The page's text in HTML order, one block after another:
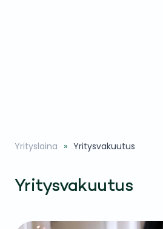
Yrityslaina Yritysvakuutus
Yritysvakuutus